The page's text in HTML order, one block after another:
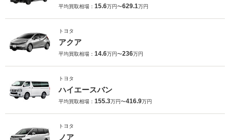
平均買取相場： 15.6万円〜629.1万円
トヨタ
アクア
平均買取相場： 14.6万円〜236万円
トヨタ
ハイエースバン
平均買取相場： 155.3万円〜416.9万円
トヨタ
ノア